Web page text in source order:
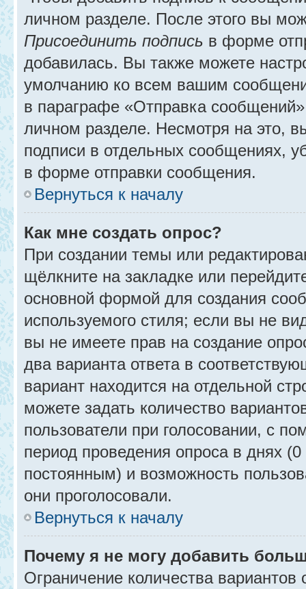
личном разделе. После этого вы
Присоединить подпись в форме
добавилась. Вы также можете
умолчанию ко всем вашим
в параграфе «Отправка
личном разделе. Несмотря на это,
подписи в отдельных сообщениях,
в форме отправки сообщения.
Вернуться к началу
Как мне создать опрос?
При создании темы или
щёлкните на закладке или
основной формой для создания
используемого стиля; если вы не
вы не имеете прав на создание
два варианта ответа в
вариант находится на отдельной
можете задать количество
пользователи при голосовании, с
период проведения опроса в днях (0
постоянным) и возможность
они проголосовали.
Вернуться к началу
Почему я не могу добавить
Ограничение количества вариантов